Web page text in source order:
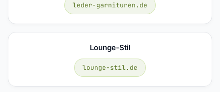
leder-garnituren.de
Lounge-Stil
lounge-stil.de